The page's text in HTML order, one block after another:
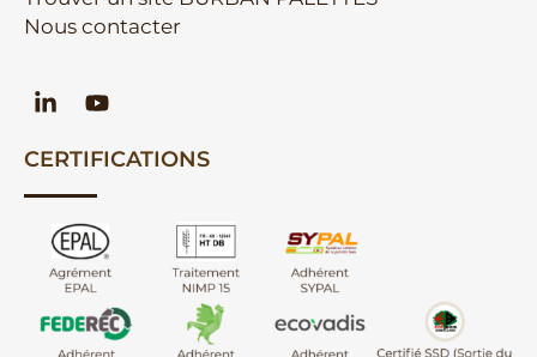
Nous contacter
CERTIFICATIONS